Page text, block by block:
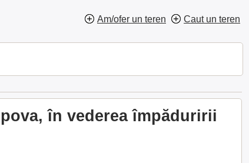
Am/ofer un teren Caut un teren
în vederea împăduririi